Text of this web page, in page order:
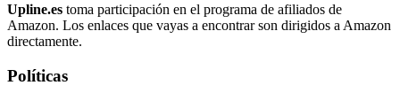
Upline.es toma participación en el programa de afiliados de
Amazon. Los enlaces que vayas a encontrar son dirigidos a Amazon
directamente.
Políticas